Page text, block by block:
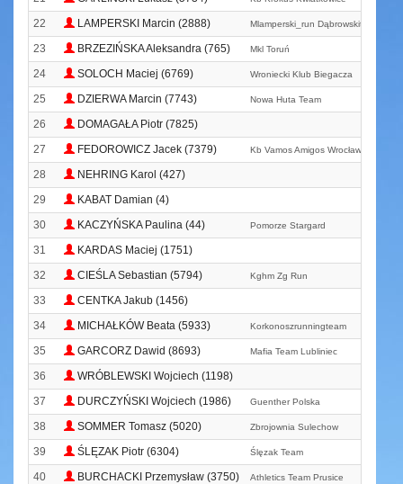
22 LAMPERSKI Marcin (2888) Mlamperski_run Dąbrowskiteam
23 BRZEZIŃSKA Aleksandra (765) Mkl Toruń
24 SOLOCH Maciej (6769) Wroniecki Klub Biegacza
25 DZIERWA Marcin (7743) Nowa Huta Team
26
DOMAGAŁA Piotr (7825)
27
FEDOROWICZ Jacek (7379) Kb Vamos Amigos Wrocław
28
NEHRING Karol (427)
29
KABAT Damian (4)
30
KACZYŃSKA Paulina (44) Pomorze Stargard
31
KARDAS Maciej (1751)
32
CIEŚLA Sebastian (5794) Kghm Zg Run
33
CENTKA Jakub (1456)
34
MICHAŁKÓW Beata (5933) Korkonoszrunningteam
35 GARCORZ Dawid (8693) Mafia Team Lubliniec
36
WRÓBLEWSKI Wojciech (1198)
37
DURCZYŃSKI Wojciech (1986) Guenther Polska
38 SOMMER Tomasz (5020) Zbrojownia Sulechow
39 ŚLĘZAK Piotr (6304) Ślęzak Team
40 BURCHACKI Przemysław (3750) Athletics Team Prusice